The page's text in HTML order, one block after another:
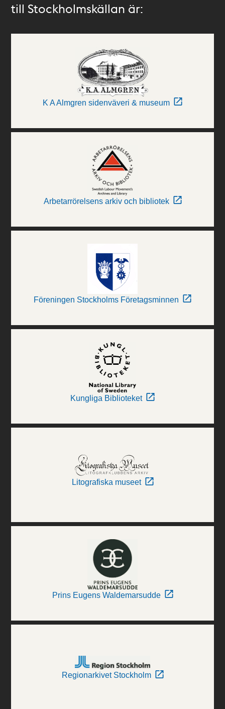
till Stockholmskällan är:
K A Almgren sidenväveri & museum
Arbetarrörelsens arkiv och bibliotek
Föreningen Stockholms Företagsminnen
Kungliga Biblioteket
Litografiska museet
Prins Eugens Waldemarsudde
Regionarkivet Stockholm